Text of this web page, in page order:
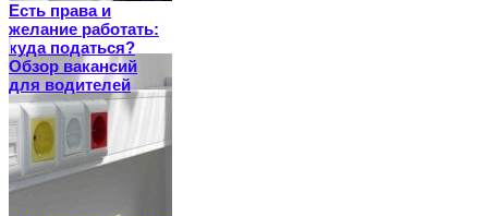
Есть права и
желание работать:
куда податься?
Обзор вакансий
для водителей